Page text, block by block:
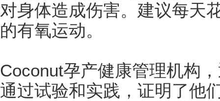
对身体造成伤害。建议每天
的有氧运动。
Coconut孕产健康管理机构
通过试验和实践，证明了他